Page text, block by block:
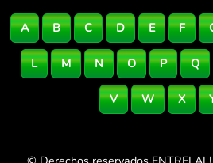
A B C D E F
L M N O P Q
V W X